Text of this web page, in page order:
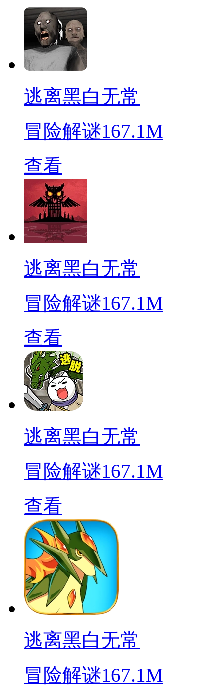
逃离黑白无常
冒险解谜167.1M
查看
逃离黑白无常
冒险解谜167.1M
查看
逃离黑白无常
冒险解谜167.1M
查看
逃离黑白无常
冒险解谜167.1M